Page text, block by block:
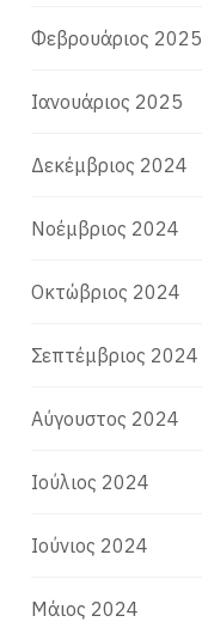
Φεβρουάριος 2025
Ιανουάριος 2025
Δεκέμβριος 2024
Νοέμβριος 2024
Οκτώβριος 2024
Σεπτέμβριος 2024
Αύγουστος 2024
Ιούλιος 2024
Ιούνιος 2024
Μάιος 2024